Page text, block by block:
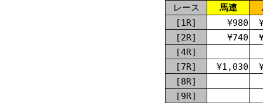
レース
馬連
[1R]
¥980
[2R]
¥740
[4R]
[7R]
¥1,030
[8R]
[9R]